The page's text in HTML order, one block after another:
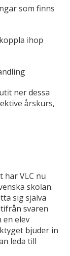
som finns
ihop
ner dessa
årskurs,
har VLC nu
skolan.
sig själva
svaren
en elev
bjuder in
leda till